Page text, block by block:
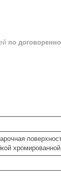
по
хромированной